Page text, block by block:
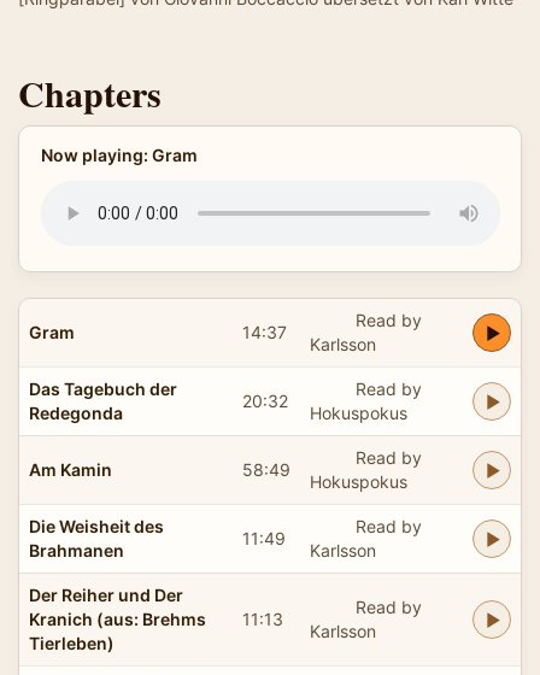
Chapters
Now playing: Gram
Gram 14:37
Read by
Karlsson
Das Tagebuch der
Redegonda
20:32
Read by
Hokuspokus
Am Kamin 58:49
Read by
Hokuspokus
Die Weisheit des
Brahmanen
11:49
Read by
Karlsson
Der Reiher und Der
Kranich (aus: Brehms
Tierleben)
11:13
Read by
Karlsson